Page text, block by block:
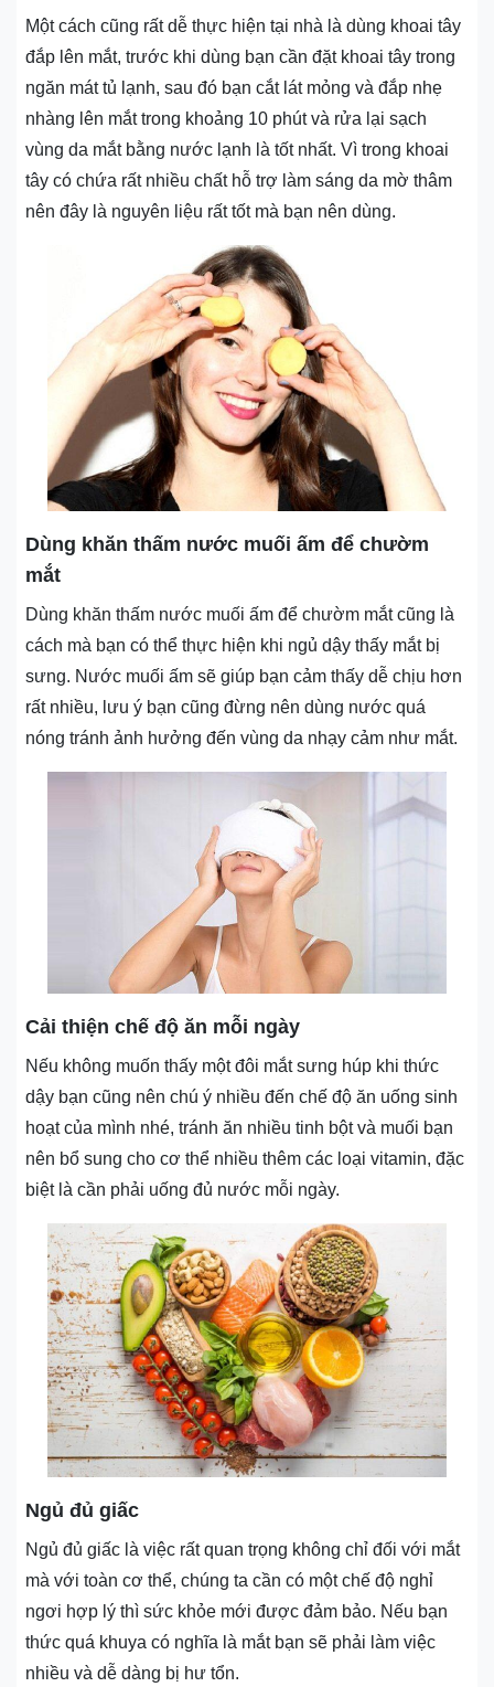
Một cách cũng rất dễ thực hiện tại nhà là dùng khoai tây
đắp lên mắt, trước khi dùng bạn cần đặt khoai tây trong
ngăn mát tủ lạnh, sau đó bạn cắt lát mỏng và đắp nhẹ
nhàng lên mắt trong khoảng 10 phút và rửa lại sạch
vùng da mắt bằng nước lạnh là tốt nhất. Vì trong khoai
tây có chứa rất nhiều chất hỗ trợ làm sáng da mờ thâm
nên đây là nguyên liệu rất tốt mà bạn nên dùng.
Dùng khăn thấm nước muối ấm để chườm
mắt
Dùng khăn thấm nước muối ấm để chườm mắt cũng là
cách mà bạn có thể thực hiện khi ngủ dậy thấy mắt bị
sưng. Nước muối ấm sẽ giúp bạn cảm thấy dễ chịu hơn
rất nhiều, lưu ý bạn cũng đừng nên dùng nước quá
nóng tránh ảnh hưởng đến vùng da nhạy cảm như mắt.
Cải thiện chế độ ăn mỗi ngày
Nếu không muốn thấy một đôi mắt sưng húp khi thức
dậy bạn cũng nên chú ý nhiều đến chế độ ăn uống sinh
hoạt của mình nhé, tránh ăn nhiều tinh bột và muối bạn
nên bổ sung cho cơ thể nhiều thêm các loại vitamin, đặc
biệt là cần phải uống đủ nước mỗi ngày.
Ngủ đủ giấc
Ngủ đủ giấc là việc rất quan trọng không chỉ đối với mắt
mà với toàn cơ thể, chúng ta cần có một chế độ nghỉ
ngơi hợp lý thì sức khỏe mới được đảm bảo. Nếu bạn
thức quá khuya có nghĩa là mắt bạn sẽ phải làm việc
nhiều và dễ dàng bị hư tổn.